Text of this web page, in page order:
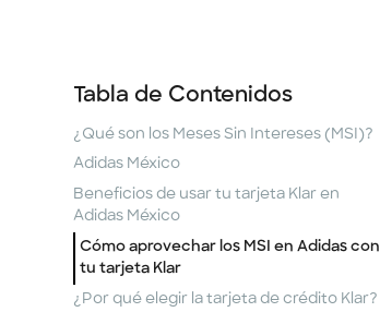
Tabla de Contenidos
¿Qué son los Meses Sin Intereses (MSI)?
Adidas México
Beneficios de usar tu tarjeta Klar en
Adidas México
Cómo aprovechar los MSI en Adidas con
tu tarjeta Klar
¿Por qué elegir la tarjeta de crédito Klar?